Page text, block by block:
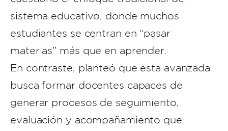
sistema educativo, donde muchos
estudiantes se centran en “pasar
materias” más que en aprender.
En contraste, planteó que esta avanzada
busca formar docentes capaces de
generar procesos de seguimiento,
evaluación y acompañamiento que